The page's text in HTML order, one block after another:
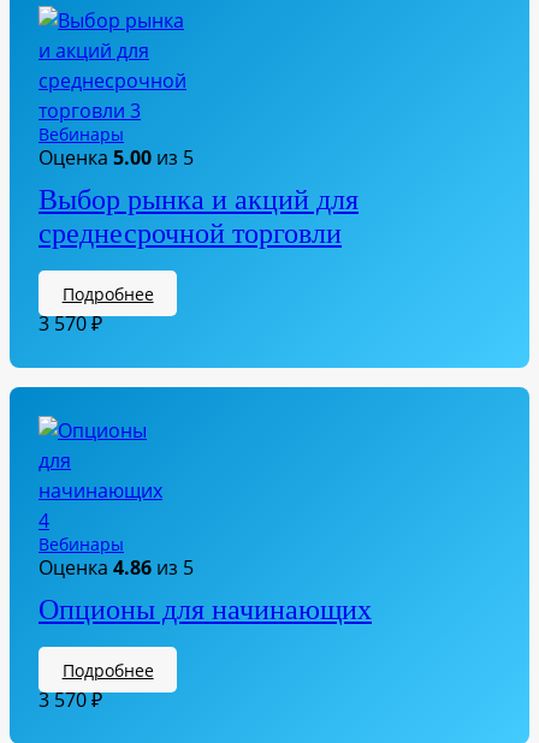
Вебинары
Оценка 5.00 из 5
Выбор рынка и акций для
среднесрочной торговли
Подробнее
3 570₽
Вебинары
Оценка 4.86 из 5
Опционы для начинающих
Подробнее
3 570₽